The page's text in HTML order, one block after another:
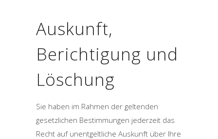
Auskunft,
Berichtigung und
Löschung
Sie haben im Rahmen der geltenden
gesetzlichen Bestimmungen jederzeit das
Recht auf unentgeltliche Auskunft über Ihre